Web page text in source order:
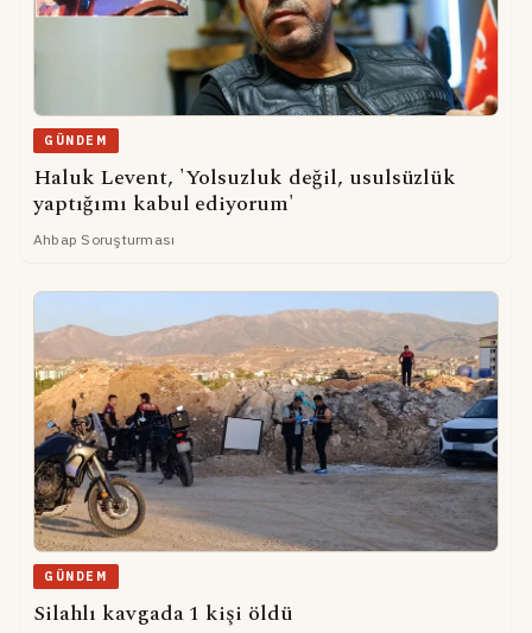
GÜNDEM
Haluk Levent, 'Yolsuzluk değil, usulsüzlük
yaptığımı kabul ediyorum'
Ahbap Soruşturması
GÜNDEM
Silahlı kavgada 1 kişi öldü